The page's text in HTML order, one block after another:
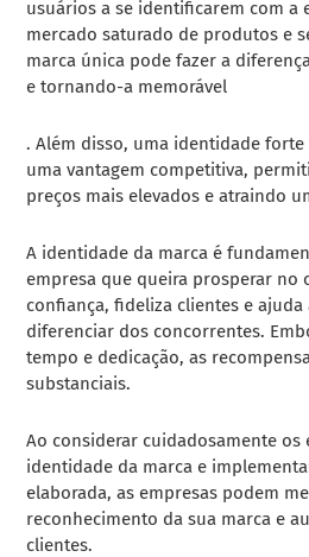
usuários a se identificarem com a
mercado saturado de produtos e
marca única pode fazer a
e tornando-a memorável
. Além disso, uma identidade
uma vantagem competitiva,
preços mais elevados e atraindo
A identidade da marca é
empresa que queira prosperar no
confiança, fideliza clientes e ajuda
diferenciar dos concorrentes.
tempo e dedicação, as
substanciais.
Ao considerar cuidadosamente os
identidade da marca e
elaborada, as empresas podem
reconhecimento da sua marca e
clientes.